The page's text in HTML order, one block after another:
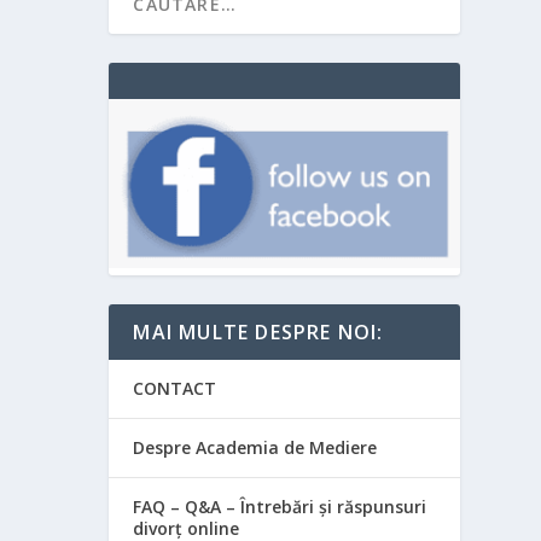
MAI MULTE DESPRE NOI:
CONTACT
Despre Academia de Mediere
FAQ – Q&A – Întrebări și răspunsuri
divorț online